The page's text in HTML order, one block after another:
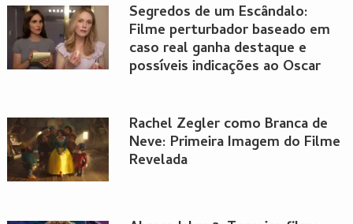
Segredos de um Escândalo:
Filme perturbador baseado em
caso real ganha destaque e
possíveis indicações ao Oscar
Rachel Zegler como Branca de
Neve: Primeira Imagem do Filme
Revelada